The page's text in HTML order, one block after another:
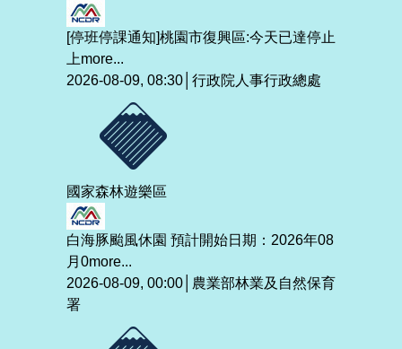
[停班停課通知]桃園市復興區:今天已達停止
上more...
2026-08-09, 08:30│行政院人事行政總處
國家森林遊樂區
白海豚颱風休園 預計開始日期：2026年08
月0more...
2026-08-09, 00:00│農業部林業及自然保育
署